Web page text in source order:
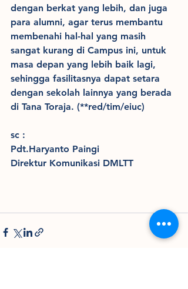
dengan berkat yang lebih, dan juga
para alumni, agar terus membantu
membenahi hal-hal yang masih
sangat kurang di Campus ini, untuk
masa depan yang lebih baik lagi,
sehingga fasilitasnya dapat setara
dengan sekolah lainnya yang berada
di Tana Toraja. (**red/tim/eiuc)
sc :
Pdt.Haryanto Paingi
Direktur Komunikasi DMLTT